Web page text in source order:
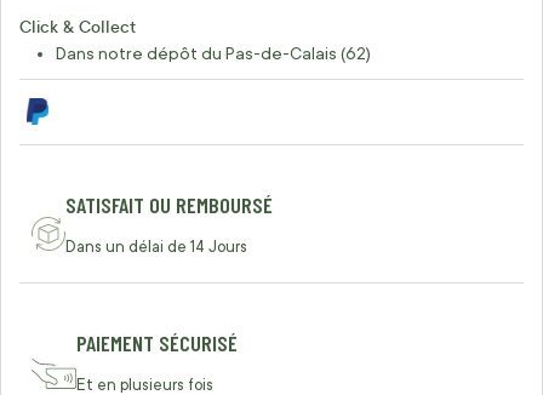
Click & Collect
Dans notre dépôt du Pas-de-Calais (62)
SATISFAIT OU REMBOURSÉ
Dans un délai de 14 Jours
PAIEMENT SÉCURISÉ
Et en plusieurs fois